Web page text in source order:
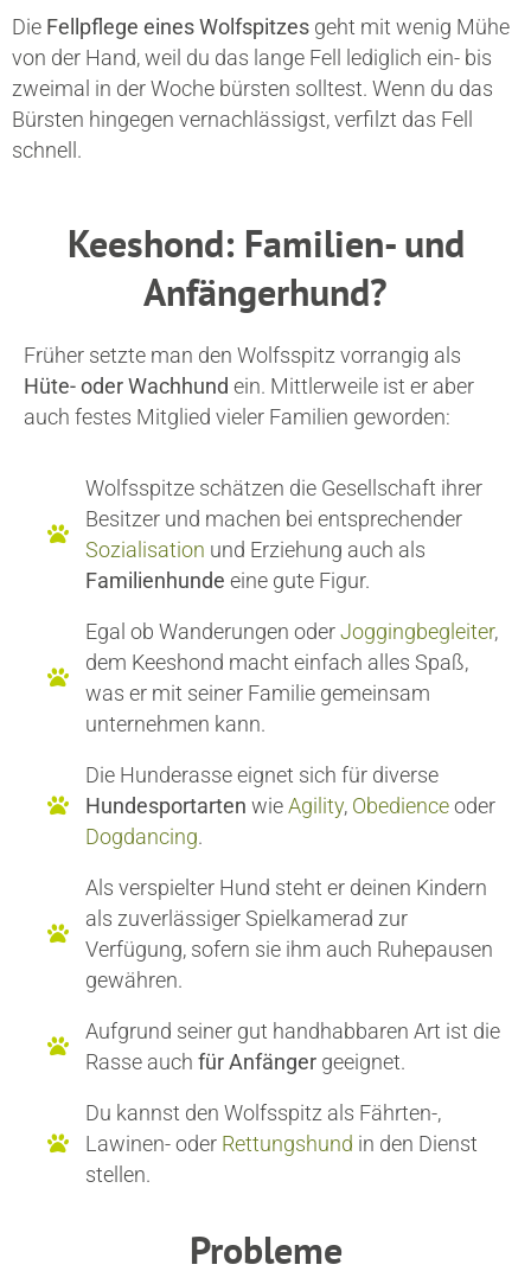
Die Fellpflege eines Wolfspitzes geht mit wenig Mühe
von der Hand, weil du das lange Fell lediglich ein- bis
zweimal in der Woche bürsten solltest. Wenn du das
Bürsten hingegen vernachlässigst, verfilzt das Fell
schnell.
Keeshond: Familien- und
Anfängerhund?
Früher setzte man den Wolfsspitz vorrangig als
Hüte- oder Wachhund ein. Mittlerweile ist er aber
auch festes Mitglied vieler Familien geworden:
Wolfsspitze schätzen die Gesellschaft ihrer
Besitzer und machen bei entsprechender
Sozialisation und Erziehung auch als
Familienhunde eine gute Figur.
Egal ob Wanderungen oderJoggingbegleiter,
dem Keeshond macht einfach alles Spaß,
was er mit seiner Familie gemeinsam
unternehmen kann.
Die Hunderasse eignet sich für diverse
Hundesportarten wieAgility, Obedienceoder
Dogdancing.
Als verspielter Hund steht er deinen Kindern
als zuverlässiger Spielkamerad zur
Verfügung, sofern sie ihm auch Ruhepausen
gewähren.
Aufgrund seiner gut handhabbaren Art ist die
Rasse auch für Anfängergeeignet.
Du kannst den Wolfsspitz als Fährten-,
Lawinen- oder Rettungshund in den Dienst
stellen.
Probleme